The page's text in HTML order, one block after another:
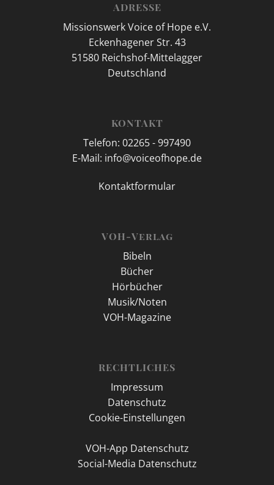
ADRESSE
Missionswerk Voice of Hope e.V.
Eckenhagener Str. 43
51580 Reichshof-Mittelagger
Deutschland
KONTAKT
Telefon: 02265 - 997490
E-Mail: info@voiceofhope.de
Kontaktformular
VOH-Verlag
Bibeln
Bücher
Hörbücher
Musik/Noten
VOH-Magazine
RECHTLICHES
Impressum
Datenschutz
Cookie-Einstellungen
VOH-App Datenschutz
Social-Media Datenschutz